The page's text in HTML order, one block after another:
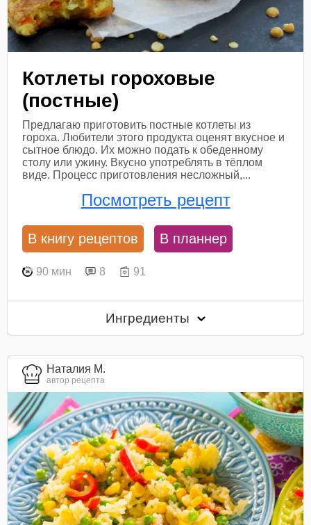
Котлеты гороховые
(постные)
Предлагаю приготовить постные котлеты из
гороха. Любители этого продукта оценят вкусное и
сытное блюдо. Их можно подать к обеденному
столу или ужину. Вкусно употреблять в тёплом
виде. Процесс приготовления несложный,...
Посмотреть рецепт
В книгу рецептов В планнер
90 мин 8 91
Ингредиенты
Наталия М.
автор рецепта